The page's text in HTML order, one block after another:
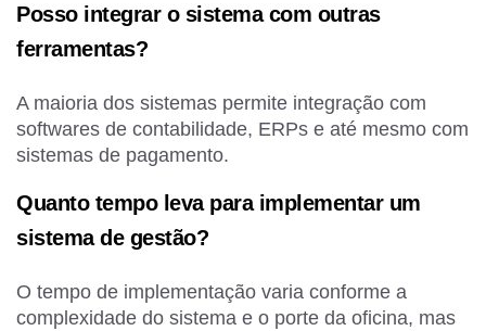
Posso integrar o sistema com outras
ferramentas?
A maioria dos sistemas permite integração com
softwares de contabilidade, ERPs e até mesmo com
sistemas de pagamento.
Quanto tempo leva para implementar um
sistema de gestão?
O tempo de implementação varia conforme a
complexidade do sistema e o porte da oficina, mas